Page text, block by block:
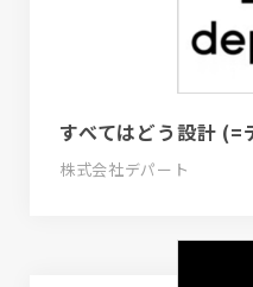
すべてはどう設計 (=
株式会社デパート